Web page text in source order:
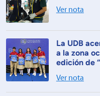
Ver nota
La UDB
a la zona
edición de
Ver nota